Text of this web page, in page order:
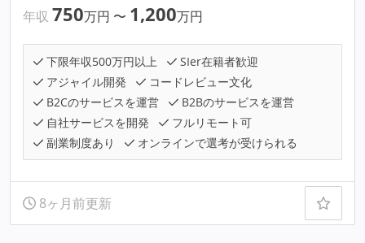
年収 750万円 〜 1,200万円
下限年収500万円以上
SIer在籍者歓迎
アジャイル開発
コードレビュー文化
B2Cのサービスを運営
B2Bのサービスを運営
自社サービスを開発
フルリモート可
副業制度あり
オンラインで選考が受けられる
8ヶ月前更新